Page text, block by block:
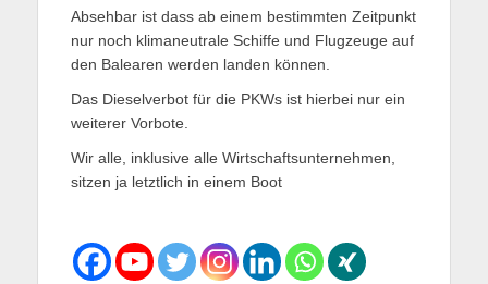
Absehbar ist dass ab einem bestimmten Zeitpunkt
nur noch klimaneutrale Schiffe und Flugzeuge auf
den Balearen werden landen können.
Das Dieselverbot für die PKWs ist hierbei nur ein
weiterer Vorbote.
Wir alle, inklusive alle Wirtschaftsunternehmen,
sitzen ja letztlich in einem Boot